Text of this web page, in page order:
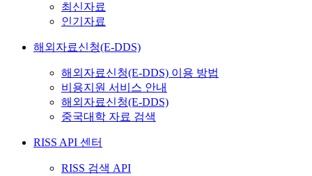
최신자료
인기자료
해외자료신청(E-DDS)
해외자료신청(E-DDS) 이용 방법
비용지원 서비스 안내
해외자료신청(E-DDS)
중국대학 자료 검색
RISS API 센터
RISS 검색 API